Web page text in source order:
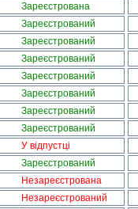
Зареєстрована
Зареєстрований
Зареєстрований
Зареєстрований
Зареєстрований
Зареєстрований
Зареєстрований
Зареєстрований
У відпустці
Зареєстрований
Незареєстрована
Незареєстрований